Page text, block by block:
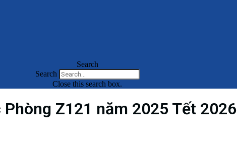
Search
Search
Close this search box.
Z121 năm 2025 Tết 2026